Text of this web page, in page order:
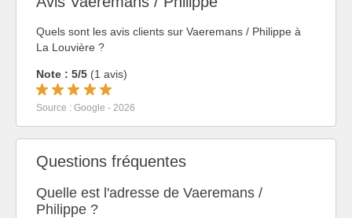
Quels sont les avis clients sur Vaeremans / Philippe à
La Louvière ?
Note : 5/5 (1 avis)
Source : Google - 2026
Questions fréquentes
Quelle est l'adresse de Vaeremans /
Philippe ?